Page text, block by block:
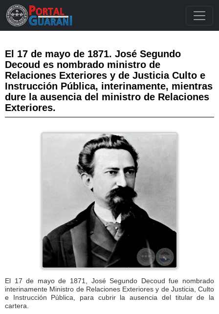
El 17 de mayo de 1871. José Segundo
Decoud es nombrado ministro de
Relaciones Exteriores y de Justicia Culto e
Instrucción Pública, interinamente, mientras
dure la ausencia del ministro de Relaciones
Exteriores.
El 17 de mayo de 1871, José Segundo Decoud fue nombrado
interinamente Ministro de Relaciones Exteriores y de Justicia, Culto
e Instrucción Pública, para cubrir la ausencia del titular de la
cartera.